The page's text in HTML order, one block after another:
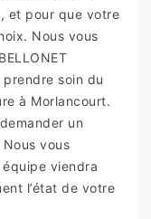
et pour que votre
Nous vous
soin du
à Morlancourt.
un
vous
viendra
l’état de votre